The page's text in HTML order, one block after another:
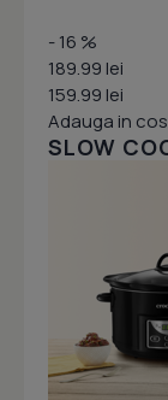
- 16 %
189.99 lei
159.99 lei
Adauga in cos
SLOW